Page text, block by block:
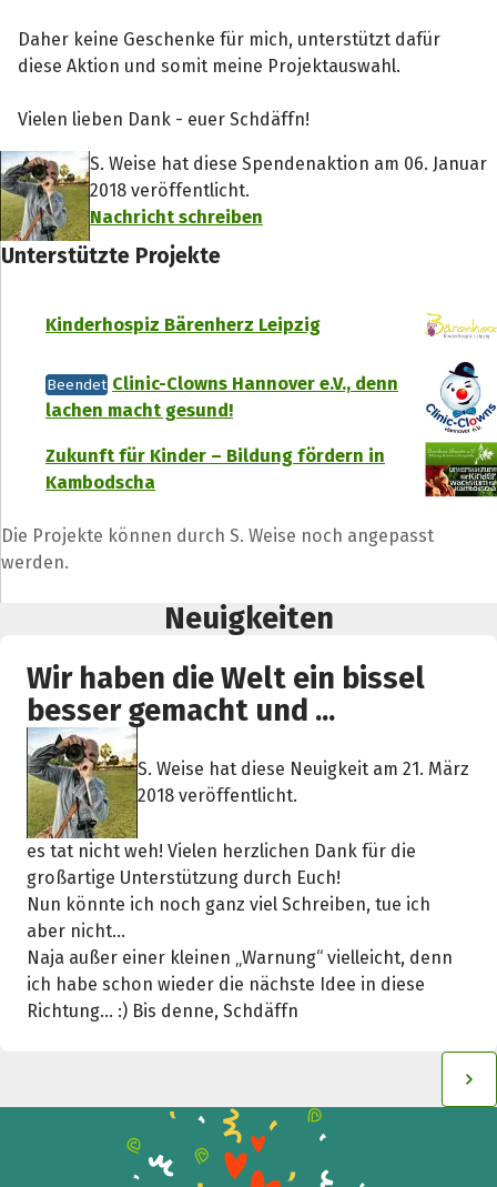
Daher keine Geschenke für mich, unterstützt dafür
diese Aktion und somit meine Projektauswahl.
Vielen lieben Dank - euer Schdäffn!
S. Weise hat diese Spendenaktion am 06. Januar
2018 veröffentlicht.
Nachricht schreiben
Unterstützte Projekte
Kinderhospiz Bärenherz Leipzig
Beendet Clinic-Clowns Hannover e.V., denn
lachen macht gesund!
Zukunft für Kinder – Bildung fördern in
Kambodscha
Die Projekte können durch S. Weise noch angepasst
werden.
Neuigkeiten
Wir haben die Welt ein bissel
besser gemacht und ...
S. Weise hat diese Neuigkeit am 21. März
2018 veröffentlicht.
es tat nicht weh! Vielen herzlichen Dank für die
großartige Unterstützung durch Euch!
Nun könnte ich noch ganz viel Schreiben, tue ich
aber nicht...
Naja außer einer kleinen „Warnung“ vielleicht, denn
ich habe schon wieder die nächste Idee in diese
Richtung... :) Bis denne, Schdäffn